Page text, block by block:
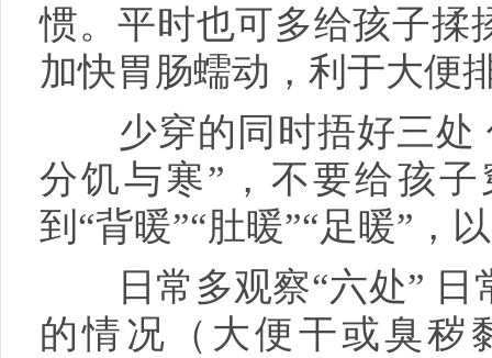
惯。平时也可多给孩子揉
加快胃肠蠕动，利于大便
少穿的同时捂好三处
分饥与寒”，不要给孩
到“背暖”“肚暖”“足暖”，
日常多观察“六处” 日
的情况（大便干或臭秽